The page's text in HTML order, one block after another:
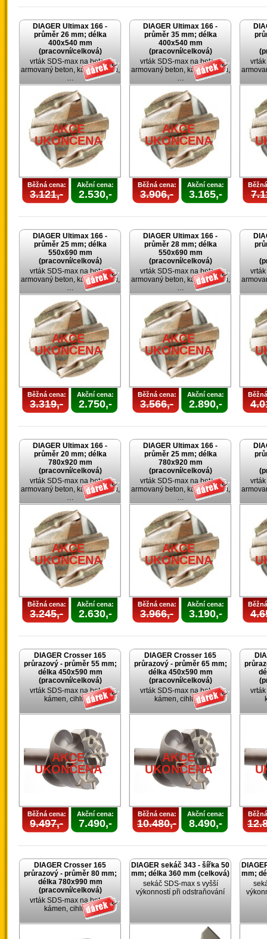
DIAGER Ultimax 166 -
průměr 26 mm; délka
400x540 mm
(pracovní/celková)
vrták SDS-max na beton,
armovaný beton, kámen, cihlu,
AKCE
UKONČENA
Běžná cena:
3.121,-
Akční cena:
2.530,-
DIAGER Ultimax 166 -
průměr 35 mm; délka
400x540 mm
(pracovní/celková)
vrták SDS-max na beton,
armovaný beton, kámen, cihlu,
AKCE
UKONČENA
Běžná cena:
3.906,-
Akční cena:
3.165,-
DIAGER Ultimax 166 -
průměr 25 mm; délka
550x690 mm
(pracovní/celková)
vrták SDS-max na beton,
armovaný beton, kámen, cihlu,
AKCE
UKONČENA
Běžná cena:
3.319,-
Akční cena:
2.750,-
DIAGER Ultimax 166 -
průměr 28 mm; délka
550x690 mm
(pracovní/celková)
vrták SDS-max na beton,
armovaný beton, kámen, cihlu,
AKCE
UKONČENA
Běžná cena:
3.566,-
Akční cena:
2.890,-
DIAGER Ultimax 166 -
průměr 20 mm; délka
780x920 mm
(pracovní/celková)
vrták SDS-max na beton,
armovaný beton, kámen, cihlu,
AKCE
UKONČENA
Běžná cena:
3.245,-
Akční cena:
2.630,-
DIAGER Ultimax 166 -
průměr 25 mm; délka
780x920 mm
(pracovní/celková)
vrták SDS-max na beton,
armovaný beton, kámen, cihlu,
AKCE
UKONČENA
Běžná cena:
3.966,-
Akční cena:
3.190,-
DIAGER Crosser 165
průrazový - průměr 55 mm;
délka 450x590 mm
(pracovní/celková)
vrták SDS-max na beton,
kámen, cihlu, …
AKCE
UKONČENA
Běžná cena:
9.497,-
Akční cena:
7.490,-
DIAGER Crosser 165
průrazový - průměr 65 mm;
délka 450x590 mm
(pracovní/celková)
vrták SDS-max na beton,
kámen, cihlu, …
AKCE
UKONČENA
Běžná cena:
10.480,-
Akční cena:
8.490,-
DIAGER Crosser 165
průrazový - průměr 80 mm;
délka 780x990 mm
(pracovní/celková)
vrták SDS-max na beton,
kámen, cihlu, …
DIAGER sekáč 343 - šířka 50
mm; délka 360 mm (celková)
sekáč SDS-max s vyšší
výkonností při odstraňování
mm;